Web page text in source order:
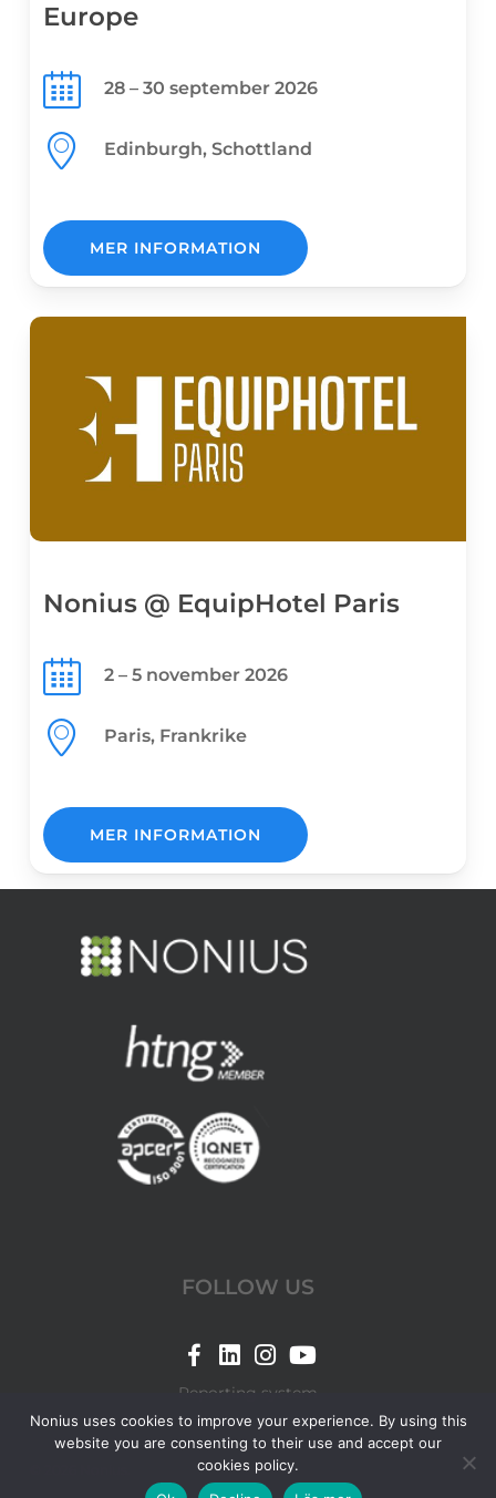
Europe
28 – 30 september 2026
Edinburgh, Schottland
MER INFORMATION
Nonius @ EquipHotel Paris
2 – 5 november 2026
Paris, Frankrike
MER INFORMATION
FOLLOW US
Link
Nonius
Facebook
page
Link
Nonius
LinkedIn
page
Link
Nonius
Instagram
page
Link
Nonius
YouTube
page
Reporting system
Nonius uses cookies to improve your experience. By using this
website you are consenting to their use and accept our
cookies policy.